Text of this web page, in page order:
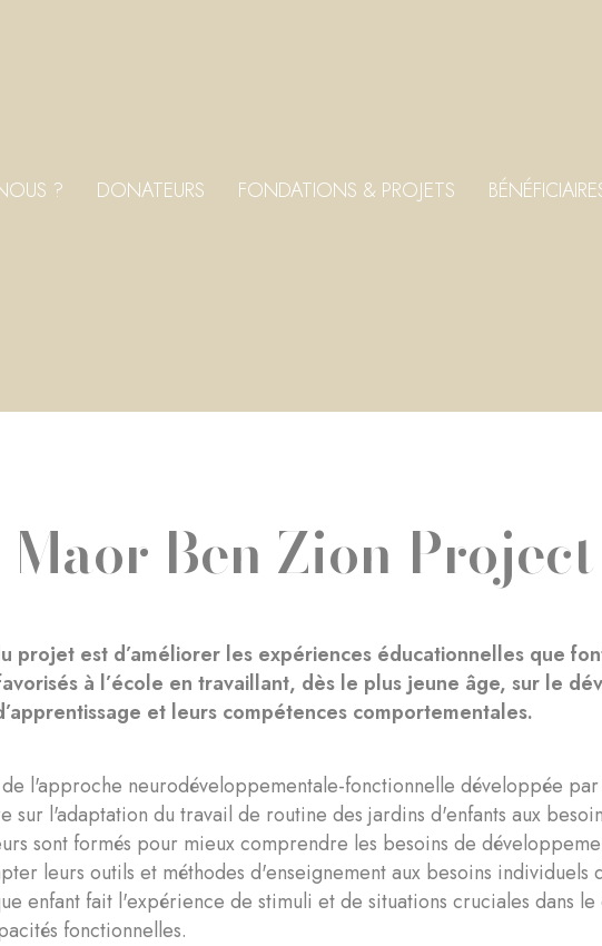
? DONATEURS FONDATIONS & PROJETS
Ben Zion Project
projet est d’améliorer les expériences éducationnelles que
à l’école en travaillant, dès le plus jeune âge, sur le
et leurs compétences comportementales.
l'approche neurodéveloppementale-fonctionnelle développée
sur l'adaptation du travail de routine des jardins d'enfants aux
sont formés pour mieux comprendre les besoins de
leurs outils et méthodes d'enseignement aux besoins individuels
enfant fait l'expérience de stimuli et de situations cruciales dans
fonctionnelles.